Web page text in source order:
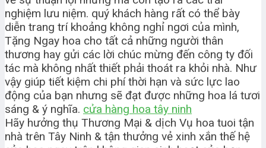
nghiệm lưu niệm. quý khách hàng rất có thể bày
diễn trang trí khoảng không nghỉ ngơi của mình,
Tặng Ngay hoa cho tất cả những người thân
thương hay gửi các lời chúc mừng đến công ty đối
tác mà không nhất thiết phải thoát ra khỏi nhà. Như
vậy giúp tiết kiệm chi phí thời hạn và sức lực lao
động của bạn nhưng sẽ đạt được những hoa lá tươi
sáng & ý nghĩa. cửa hàng hoa tây ninh
Hãy hưởng thụ Thương Mại & dịch Vụ hoa tuoi tận
nhà trên Tây Ninh & tận thưởng vẻ xinh xắn thế hệ